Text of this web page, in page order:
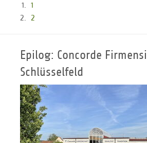
1
2
Epilog: Concorde
Schlüsselfeld